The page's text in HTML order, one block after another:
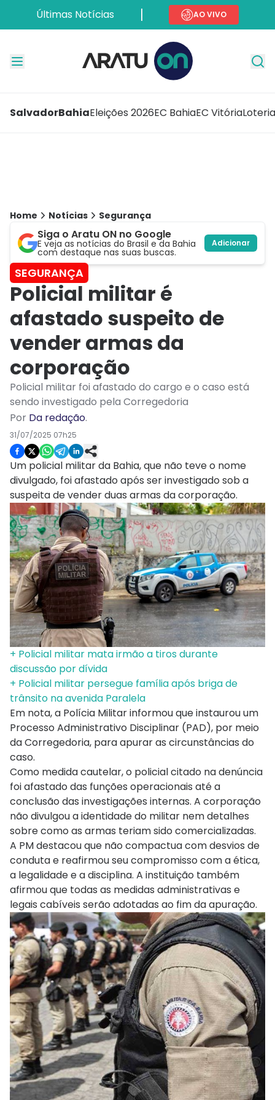
Últimas Notícias AO VIVO
SalvadorBahiaEleições 2026EC BahiaEC Vitória
Home Notícias Segurança
Siga o Aratu ON no Google
E veja as notícias do Brasil e da Bahia
com destaque nas suas buscas.
Adicionar
SEGURANÇA
Policial militar é
afastado suspeito de
vender armas da
corporação
Policial militar foi afastado do cargo e o caso está
sendo investigado pela Corregedoria
Por Da redação.
31/07/2025 07h25
Um policial militar da Bahia, que não teve o nome
divulgado, foi afastado após ser investigado sob a
suspeita de vender duas armas da corporação.
+ Policial militar mata irmão a tiros durante
discussão por dívida
+ Policial militar persegue família após briga de
trânsito na avenida Paralela
Em nota, a Polícia Militar informou que instaurou um
Processo Administrativo Disciplinar (PAD), por meio
da Corregedoria, para apurar as circunstâncias do
caso.
Como medida cautelar, o policial citado na denúncia
foi afastado das funções operacionais até a
conclusão das investigações internas. A corporação
não divulgou a identidade do militar nem detalhes
sobre como as armas teriam sido comercializadas.
A PM destacou que não compactua com desvios de
conduta e reafirmou seu compromisso com a ética,
a legalidade e a disciplina. A instituição também
afirmou que todas as medidas administrativas e
legais cabíveis serão adotadas ao fim da apuração.